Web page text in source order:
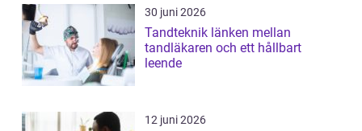
30 juni 2026
Tandteknik länken mellan
tandläkaren och ett hållbart
leende
12 juni 2026